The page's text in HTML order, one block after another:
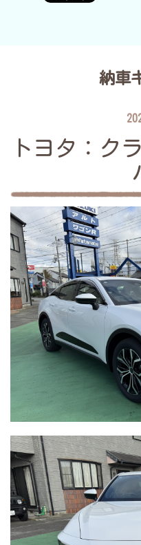
納車
トヨタ：ク